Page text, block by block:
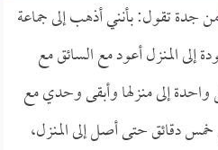
جدة تقول: بأنني أذهب إلى جماعة
إلى المنزل أعود مع السائق مع
إلى منزلها وأبقى وحدي مع
دقائق حتى أصل إلى المنزل،